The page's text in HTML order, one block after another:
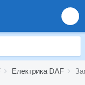
Електрика DAF